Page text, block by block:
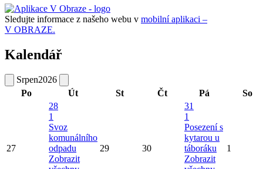
Sledujte informace z našeho webu v mobilní aplikaci –
V OBRAZE.
Kalendář
Srpen2026
Po
Út St Čt Pá So
27
28
1
Svoz
komunálního
odpadu
Zobrazit
29 30
31
1
Posezení s
kytarou u
táboráku
Zobrazit
1